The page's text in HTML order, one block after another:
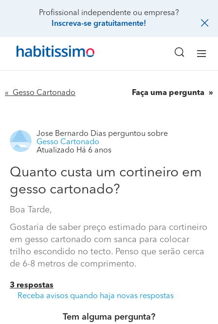
Profissional independente ou empresa?
Inscreva-se gratuitamente!
« Gesso Cartonado Faça uma pergunta
Jose Bernardo Dias perguntou sobre
Gesso Cartonado
Atualizado Há 6 anos
Quanto custa um cortineiro em
gesso cartonado?
Boa Tarde,
Gostaria de saber preço estimado para cortineiro
em gesso cartonado com sanca para colocar
trilho escondido no tecto. Penso que serão cerca
de 6-8 metros de comprimento.
3 respostas
Receba avisos quando haja novas respostas
Tem alguma pergunta?